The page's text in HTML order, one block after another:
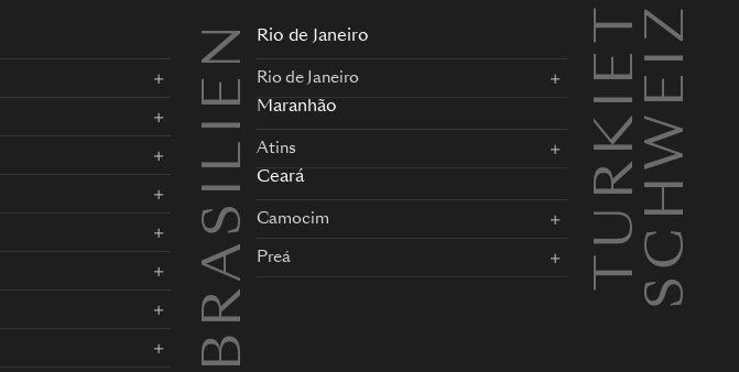
BRASILIEN Rio de Janeiro
Rio de Janeiro
Maranhão
Atins
Ceará
Camocim
Preá TURKIETSCHWEIZ